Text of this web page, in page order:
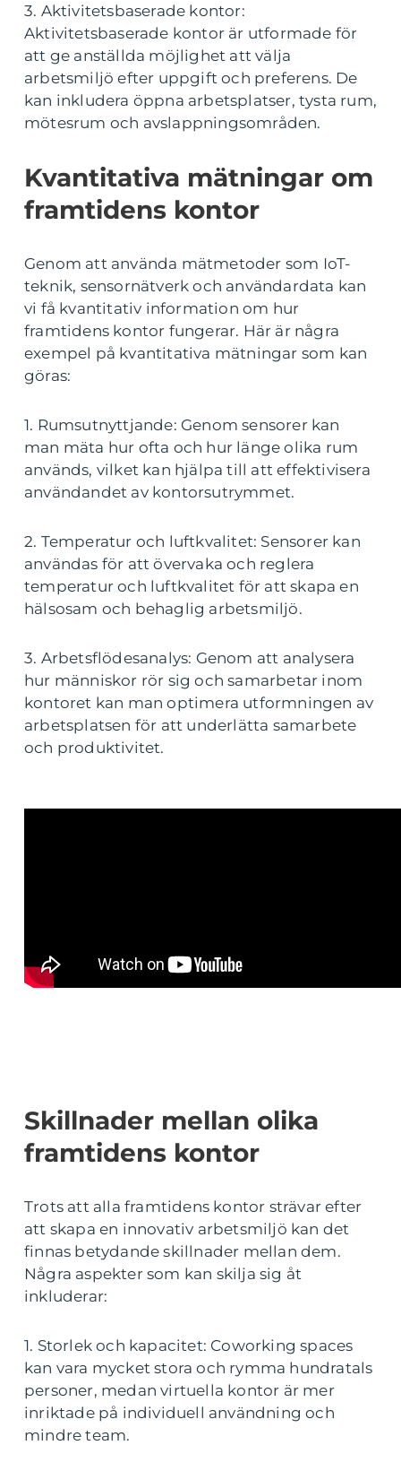
3. Aktivitetsbaserade kontor:
Aktivitetsbaserade kontor är utformade för
att ge anställda möjlighet att välja
arbetsmiljö efter uppgift och preferens. De
kan inkludera öppna arbetsplatser, tysta rum,
mötesrum och avslappningsområden.
Kvantitativa mätningar om
framtidens kontor
Genom att använda mätmetoder som IoT-
teknik, sensornätverk och användardata kan
vi få kvantitativ information om hur
framtidens kontor fungerar. Här är några
exempel på kvantitativa mätningar som kan
göras:
1. Rumsutnyttjande: Genom sensorer kan
man mäta hur ofta och hur länge olika rum
används, vilket kan hjälpa till att effektivisera
användandet av kontorsutrymmet.
2. Temperatur och luftkvalitet: Sensorer kan
användas för att övervaka och reglera
temperatur och luftkvalitet för att skapa en
hälsosam och behaglig arbetsmiljö.
3. Arbetsflödesanalys: Genom att analysera
hur människor rör sig och samarbetar inom
kontoret kan man optimera utformningen av
arbetsplatsen för att underlätta samarbete
och produktivitet.
Skillnader mellan olika
framtidens kontor
Trots att alla framtidens kontor strävar efter
att skapa en innovativ arbetsmiljö kan det
finnas betydande skillnader mellan dem.
Några aspekter som kan skilja sig åt
inkluderar:
1. Storlek och kapacitet: Coworking spaces
kan vara mycket stora och rymma hundratals
personer, medan virtuella kontor är mer
inriktade på individuell användning och
mindre team.